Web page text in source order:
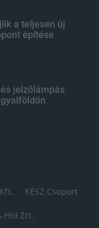
a teljesen új
építése
jelzőlámpás
KÉSZ Csoport
Híd Zrt.